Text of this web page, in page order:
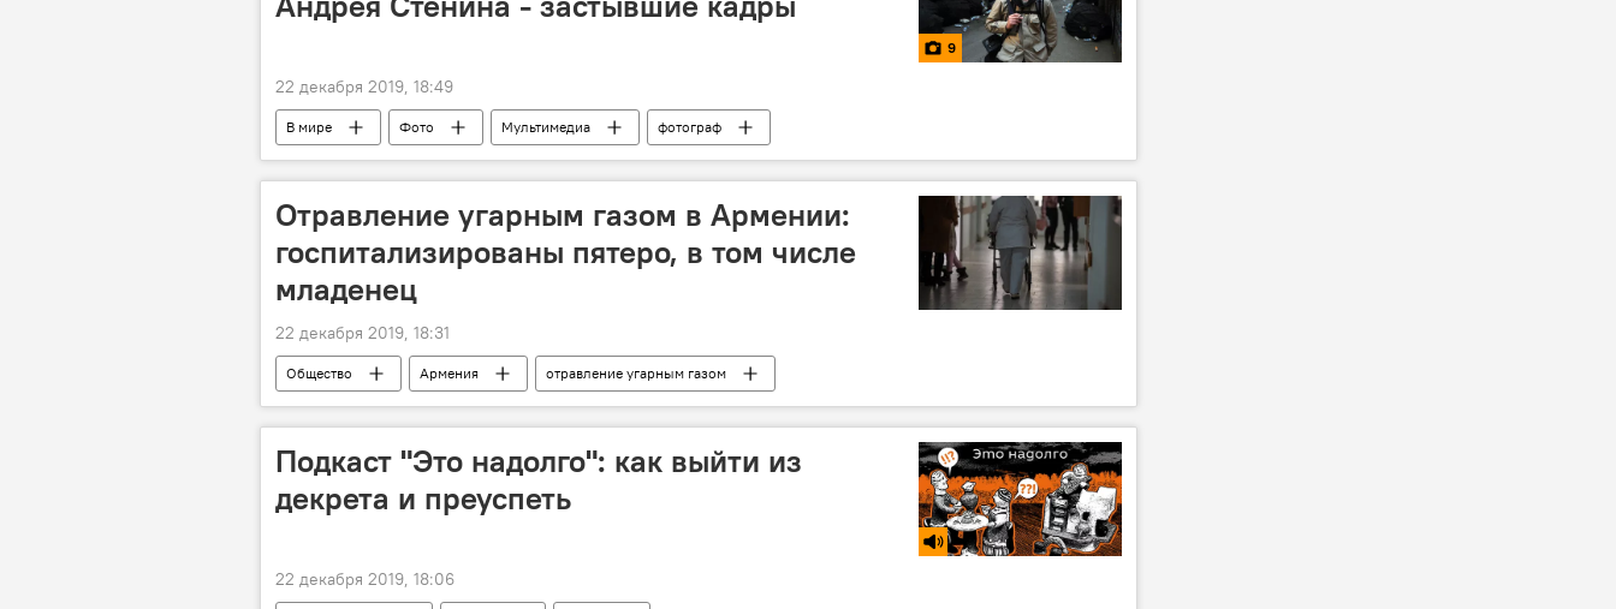
9
22 декабря 2019, 18:49
В мире Фото Мультимедиа
фотограф
Международный конкурс фотожурналистики им. Андрея Стенина
Андрей Стенин
Отравление угарным газом в Армении:
госпитализированы пятеро, в том числе
младенец
22 декабря 2019, 18:31
Общество Армения отравление угарным газом
Подкаст "Это надолго": как выйти из
декрета и преуспеть
22 декабря 2019, 18:06